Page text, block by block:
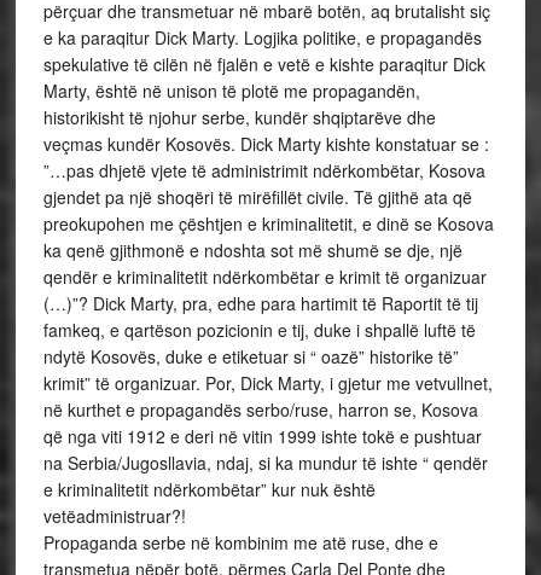
përçuar dhe transmetuar në mbarë botën, aq brutalisht siç
e ka paraqitur Dick Marty. Logjika politike, e propagandës
spekulative të cilën në fjalën e vetë e kishte paraqitur Dick
Marty, është në unison të plotë me propagandën,
historikisht të njohur serbe, kundër shqiptarëve dhe
veçmas kundër Kosovës. Dick Marty kishte konstatuar se :
”…pas dhjetë vjete të administrimit ndërkombëtar, Kosova
gjendet pa një shoqëri të mirëfillët civile. Të gjithë ata që
preokupohen me çështjen e kriminalitetit, e dinë se Kosova
ka qenë gjithmonë e ndoshta sot më shumë se dje, një
qendër e kriminalitetit ndërkombëtar e krimit të organizuar
(…)”? Dick Marty, pra, edhe para hartimit të Raportit të tij
famkeq, e qartëson pozicionin e tij, duke i shpallë luftë të
ndytë Kosovës, duke e etiketuar si “ oazë” historike të”
krimit” të organizuar. Por, Dick Marty, i gjetur me vetvullnet,
në kurthet e propagandës serbo/ruse, harron se, Kosova
që nga viti 1912 e deri në vitin 1999 ishte tokë e pushtuar
na Serbia/Jugosllavia, ndaj, si ka mundur të ishte “ qendër
e kriminalitetit ndërkombëtar” kur nuk është
vetëadministruar?!
Propaganda serbe në kombinim me atë ruse, dhe e
transmetua nëpër botë, përmes Carla Del Ponte dhe